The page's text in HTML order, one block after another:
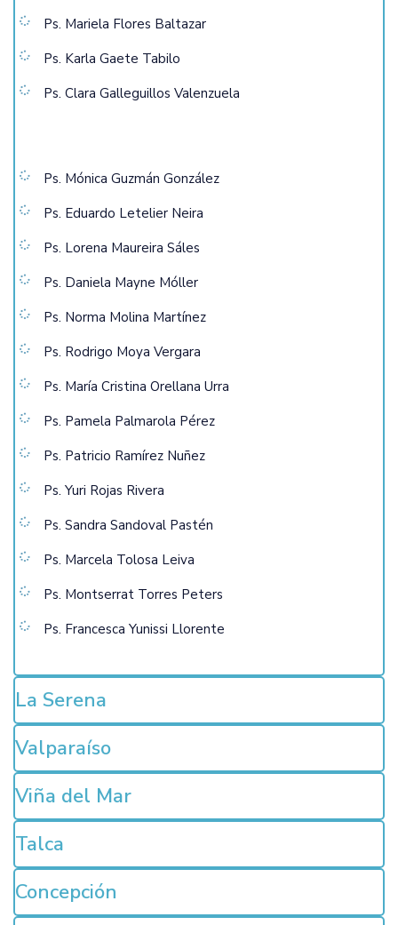
Ps. Mariela Flores Baltazar
Ps. Karla Gaete Tabilo
Ps. Clara Galleguillos Valenzuela
Ps. Mónica Guzmán González
Ps. Eduardo Letelier Neira
Ps. Lorena Maureira Sáles
Ps. Daniela Mayne Móller
Ps. Norma Molina Martínez
Ps. Rodrigo Moya Vergara
Ps. María Cristina Orellana Urra
Ps. Pamela Palmarola Pérez
Ps. Patricio Ramírez Nuñez
Ps. Yuri Rojas Rivera
Ps. Sandra Sandoval Pastén
Ps. Marcela Tolosa Leiva
Ps. Montserrat Torres Peters
Ps. Francesca Yunissi Llorente
La Serena
Valparaíso
Viña del Mar
Talca
Concepción